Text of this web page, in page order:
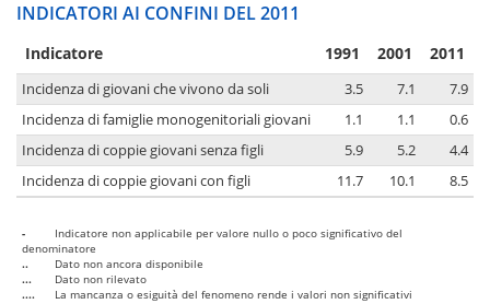
INDICATORI AI CONFINI DEL 2011
Indicatore 1991 2001 2011
Incidenza di giovani che vivono da soli 3.5 7.1
7.9
Incidenza di famiglie monogenitoriali giovani
1.1 1.1
0.6
Incidenza di coppie giovani senza figli
5.9 5.2
4.4
Incidenza di coppie giovani con figli
11.7 10.1 8.5
-
Indicatore non applicabile per valore nullo o poco significativo del
denominatore
..
Dato non ancora disponibile
...
Dato non rilevato
....
La mancanza o esiguità del fenomeno rende i valori non significativi